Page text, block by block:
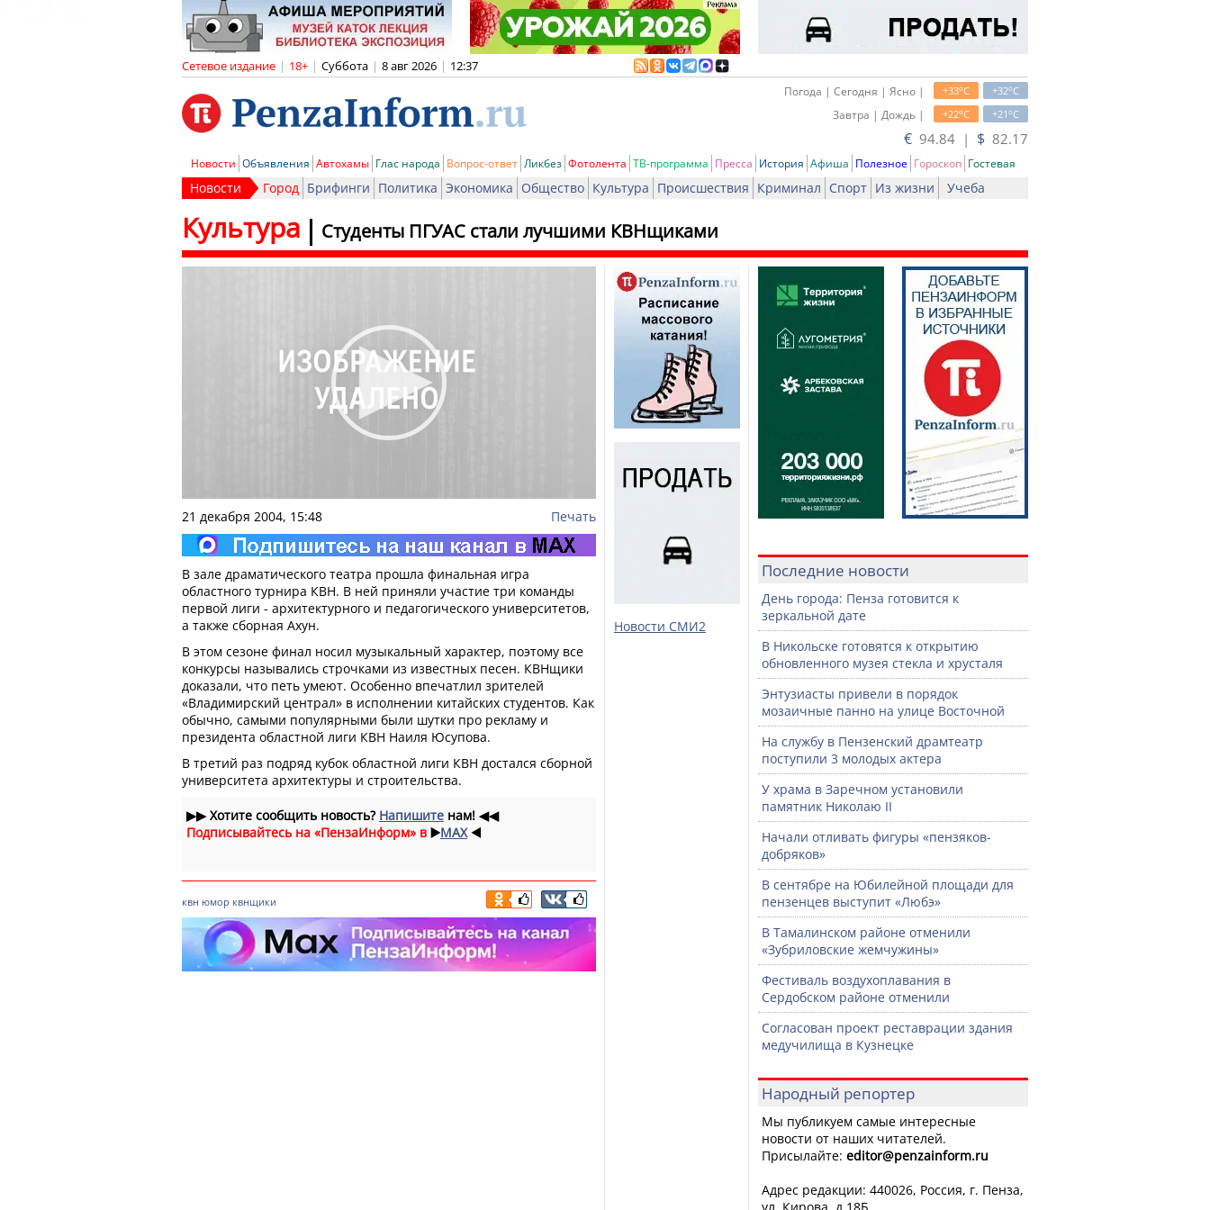
Сетевое издание | 18+ | Суббота | 8 авг 2026 | 12:37
+32oC
+33oC
Погода | Сегодня | Ясно |
+21oC
+22oC
Завтра | Дождь |
€ 94.84 | $ 82.17
Новости Объявления Автохамы Глас народа Вопрос-ответ Ликбез Фотолента ТВ-программа Пресса История Афиша Полезное Гороскоп Гостевая
Новости Город Брифинги Политика Экономика Общество Культура Происшествия Криминал Спорт Из жизни Учеба
Студенты ПГУАС стали лучшими КВНщиками
Культура
21 декабря 2004, 15:48 Печать
В зале драматического театра прошла финальная игра
областного турнира КВН. В ней приняли участие три команды
первой лиги - архитектурного и педагогического университетов,
а также сборная Ахун.
В этом сезоне финал носил музыкальный характер, поэтому все
конкурсы назывались строчками из известных песен. КВНщики
доказали, что петь умеют. Особенно впечатлил зрителей
«Владимирский централ» в исполнении китайских студентов. Как
обычно, самыми популярными были шутки про рекламу и
президента областной лиги КВН Наиля Юсупова.
В третий раз подряд кубок областной лиги КВН достался сборной
университета архитектуры и строительства.
▶▶Хотите сообщить новость? Напишите нам! ◀◀
Подписывайтесь на «ПензаИнформ» в ▶️MAX ◀️
квн юмор квнщики
Новости СМИ2
Последние новости
День города: Пенза готовится к
зеркальной дате
В Никольске готовятся к открытию
обновленного музея стекла и хрусталя
Энтузиасты привели в порядок
мозаичные панно на улице Восточной
На службу в Пензенский драмтеатр
поступили 3 молодых актера
У храма в Заречном установили
памятник Николаю II
Начали отливать фигуры «пензяков-
добряков»
В сентябре на Юбилейной площади для
пензенцев выступит «Любэ»
В Тамалинском районе отменили
«Зубриловские жемчужины»
Фестиваль воздухоплавания в
Сердобском районе отменили
Согласован проект реставрации здания
медучилища в Кузнецке
Народный репортер
Мы публикуем самые интересные
новости от наших читателей.
Присылайте: editor@penzainform.ru
Адрес редакции: 440026, Россия, г. Пенза,